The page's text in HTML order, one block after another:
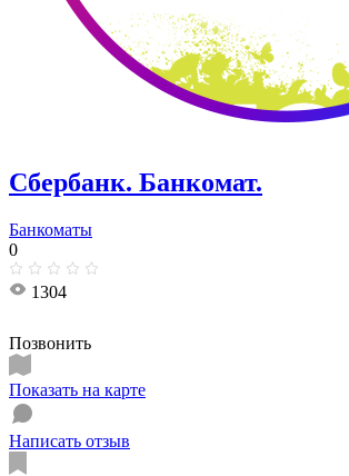
Сбербанк. Банкомат.
Банкоматы
0
1304
Позвонить
Показать на карте
Написать отзыв